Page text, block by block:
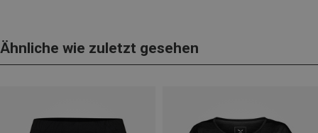
Ähnliche wie zuletzt gesehen